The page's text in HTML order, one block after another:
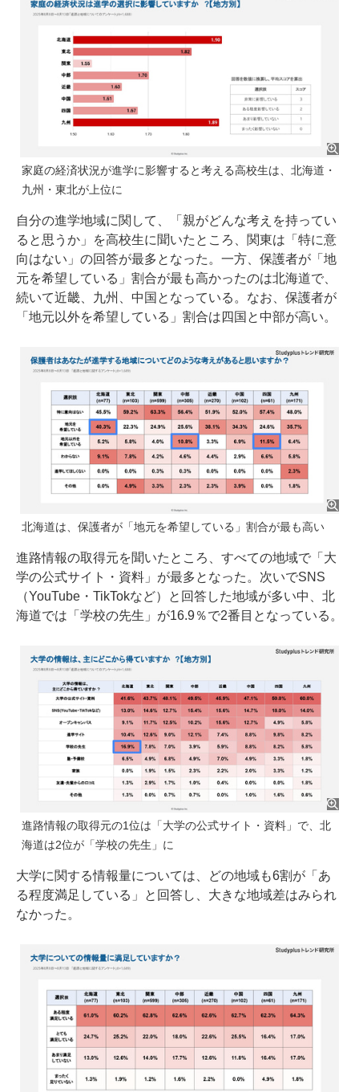
家庭の経済状況が進学に影響すると考える高校生は、北海道・
九州・東北が上位に
自分の進学地域に関して、「親がどんな考えを持ってい
ると思うか」を高校生に聞いたところ、関東は「特に意
向はない」の回答が最多となった。一方、保護者が「地
元を希望している」割合が最も高かったのは北海道で、
続いて近畿、九州、中国となっている。なお、保護者が
「地元以外を希望している」割合は四国と中部が高い。
北海道は、保護者が「地元を希望している」割合が最も高い
進路情報の取得元を聞いたところ、すべての地域で「大
学の公式サイト・資料」が最多となった。次いでSNS
（YouTube・TikTokなど）と回答した地域が多い中、北
海道では「学校の先生」が16.9％で2番目となっている。
進路情報の取得元の1位は「大学の公式サイト・資料」で、北
海道は2位が「学校の先生」に
大学に関する情報量については、どの地域も6割が「あ
る程度満足している」と回答し、大きな地域差はみられ
なかった。